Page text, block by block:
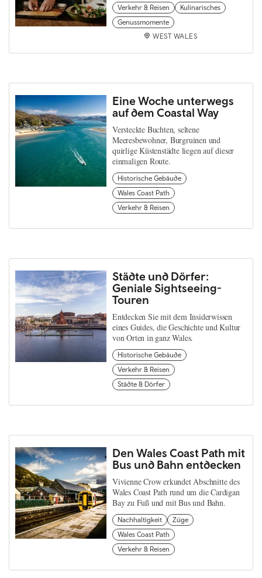
Verkehr & Reisen
Kulinarisches
Genussmomente
WEST WALES
Eine Woche unterwegs
auf dem Coastal Way
Versteckte Buchten, seltene
Meeresbewohner, Burgruinen und
quirlige Küstenstädte liegen auf dieser
einmaligen Route.
Historische Gebäude
Wales Coast Path
Verkehr & Reisen
Städte und Dörfer:
Geniale Sightseeing-
Touren
Entdecken Sie mit dem Insiderwissen
eines Guides, die Geschichte und Kultur
von Orten in ganz Wales.
Historische Gebäude
Verkehr & Reisen
Städte & Dörfer
Den Wales Coast Path mit
Bus und Bahn entdecken
Vivienne Crow erkundet Abschnitte des
Wales Coast Path rund um die Cardigan
Bay zu Fuß und mit Bus und Bahn.
Nachhaltigkeit
Züge
Wales Coast Path
Verkehr & Reisen